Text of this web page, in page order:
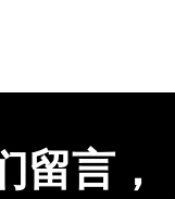
留言，